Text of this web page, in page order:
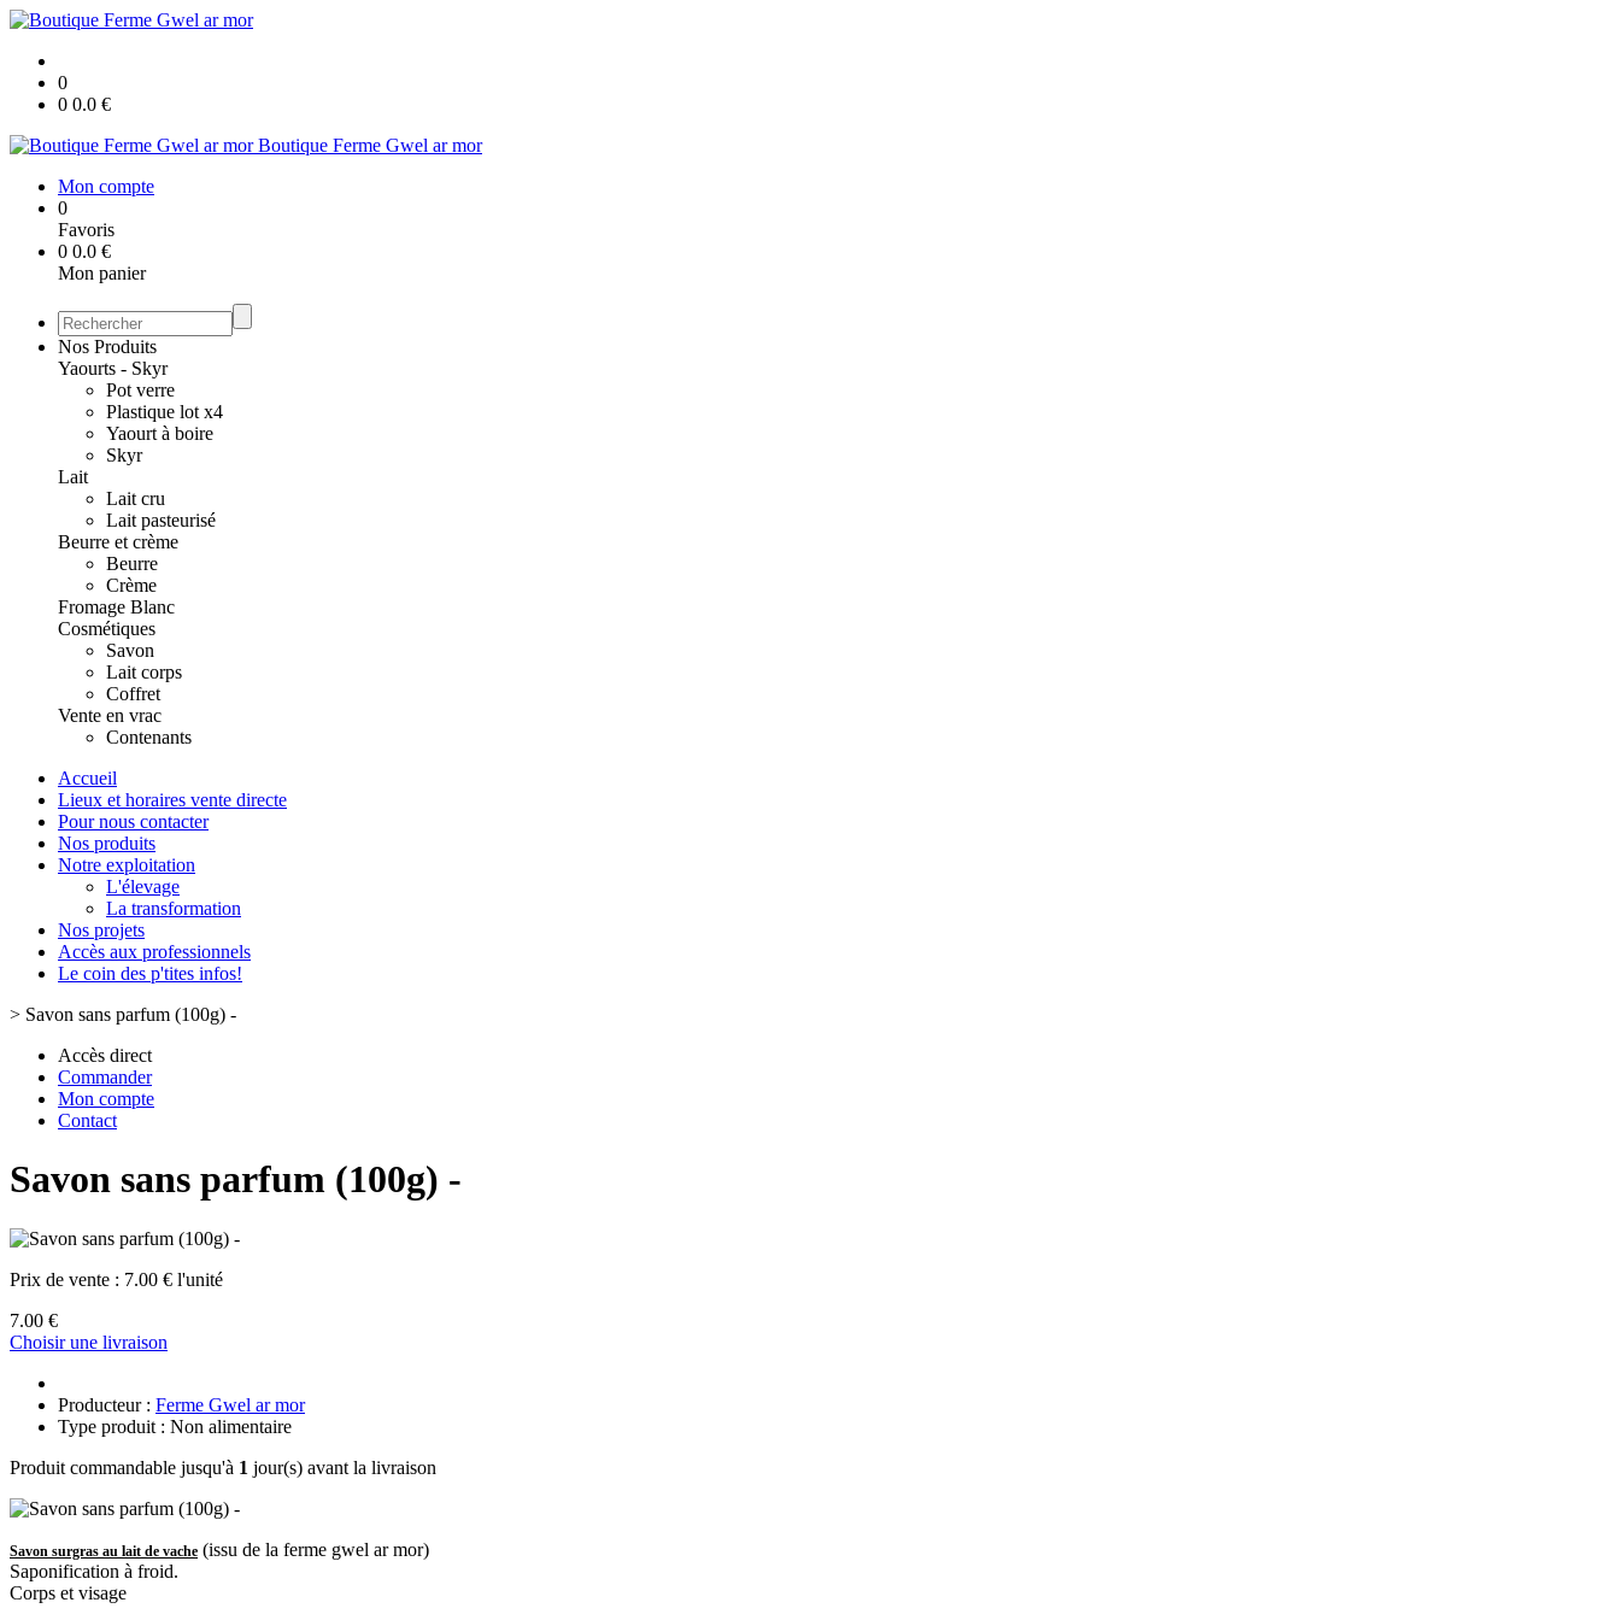
0
0 0.0 €
Boutique Ferme Gwel ar mor
Mon compte
0
Favoris
0 0.0 €
Mon panier
Nos Produits
Yaourts - Skyr
Pot verre
Plastique lot x4
Yaourt à boire
Skyr
Lait
Lait cru
Lait pasteurisé
Beurre et crème
Beurre
Crème
Fromage Blanc
Cosmétiques
Savon
Lait corps
Coffret
Vente en vrac
Contenants
Accueil
Lieux et horaires vente directe
Pour nous contacter
Nos produits
Notre exploitation
L'élevage
La transformation
Nos projets
Accès aux professionnels
Le coin des p'tites infos!
> Savon sans parfum (100g) -
Accès direct
Commander
Mon compte
Contact
Savon sans parfum (100g) -
Prix de vente : 7.00 € l'unité
7.00 €
Choisir une livraison
Producteur : Ferme Gwel ar mor
Type produit : Non alimentaire
Produit commandable jusqu'à 1 jour(s) avant la livraison
Savon surgras au lait de vache (issu de la ferme gwel ar mor)
Saponification à froid.
Corps et visage